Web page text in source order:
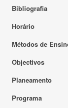
Bibliografia
Horário
Métodos de
Objectivos
Planeamento
Programa